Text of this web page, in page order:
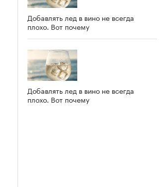
Добавлять лед в вино не всегда
плохо. Вот почему
Добавлять лед в вино не всегда
плохо. Вот почему